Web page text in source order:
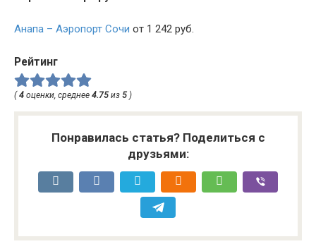
Анапа – Аэропорт Сочи от 1 242 руб.
Рейтинг
(4 оценки, среднее 4.75 из 5 )
Понравилась статья? Поделиться с
друзьями: